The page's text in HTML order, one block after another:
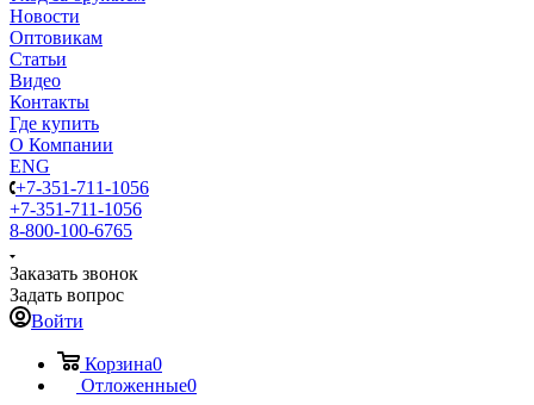
Новости
Оптовикам
Статьи
Видео
Контакты
Где купить
О Компании
ENG
+7-351-711-1056
+7-351-711-1056
8-800-100-6765
Заказать звонок
Задать вопрос
Войти
Корзина0
Отложенные0